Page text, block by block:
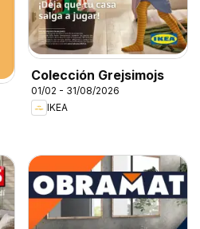
Colección Grejsimojs
01/02 - 31/08/2026
IKEA